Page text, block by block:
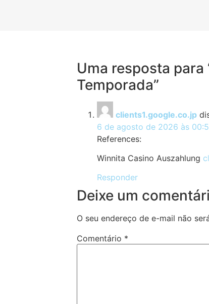
Uma resposta
Temporada”
clients1.google.co.jp
6 de agosto de 2026 às
References:
Winnita Casino Auszahlung
Responder
Deixe um
O seu endereço de e-mail não
Comentário *